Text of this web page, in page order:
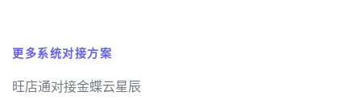
更多系统对接方案
旺店通对接金蝶云星辰